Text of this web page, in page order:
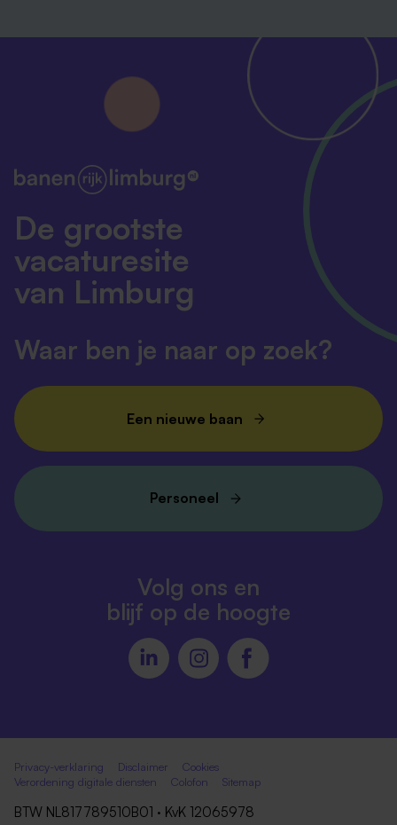
De grootste
vacaturesite
van Limburg
Waar ben je naar op zoek?
Een nieuwe baan
Personeel
Volg ons en
blijf op de hoogte
Privacy-verklaring Disclaimer
Cookies
Verordening digitale diensten
Colofon Sitemap
BTW NL817789510B01 · KvK 12065978